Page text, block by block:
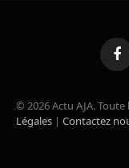
© 2026 Actu AJA.
Légales | Contactez